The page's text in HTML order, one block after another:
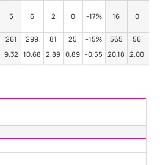
5 6 2 0 -17% 16 0
261 299 81 25 -15% 565 56
9,32 10,68 2,89 0,89 -0,55 20,18 2,00